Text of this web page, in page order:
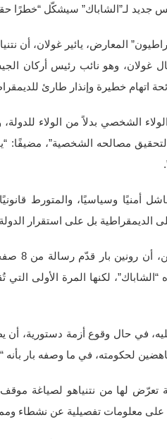
جديد لـ”الشاباك” سيشكّل “خطرًا
المعارض، يائير غولان، أن
غولان، وهو نائب رئيس أركان
اتهام خطيرة وإنذار طارئ
الشخصي بدلاً من الولاء
لتحقيق مصالحه الشخصية”، مضيفًا:
أمنيًا وسياسيًا، والمتورط
بل على استقرار الدولة
وكشفت
لكنها المرة الأولى
في حال وقوع أزمة دستورية، أن
لحكومته، في ما وصفه بار بأنه
لها من نتنياهو لصياغة موقف
معلومات تفصيلية عن نشطاء